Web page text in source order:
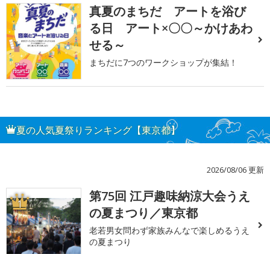
真夏のまちだ アートを浴び
る日 アート×〇〇～かけあわ
せる～
まちだに7つのワークショップが集結！
夏の人気夏祭りランキング【東京都】
2026/08/06 更新
1
第75回 江戸趣味納涼大会うえ
の夏まつり／東京都
老若男女問わず家族みんなで楽しめるうえ
の夏まつり